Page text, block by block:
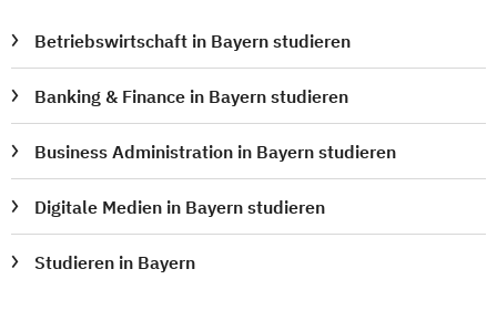
Betriebswirtschaft in Bayern studieren
Banking & Finance in Bayern studieren
Business Administration in Bayern studieren
Digitale Medien in Bayern studieren
Studieren in Bayern